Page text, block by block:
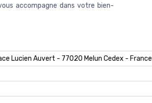
accompagne dans votre bien-
Lucien Auvert - 77020 Melun Cedex - France